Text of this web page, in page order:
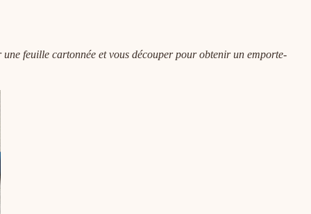
feuille cartonnée et vous découper pour obtenir un emporte-